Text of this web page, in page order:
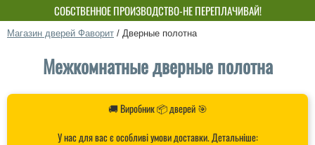
СОБСТВЕННОЕ ПРОИЗВОДСТВО-НЕ ПЕРЕПЛАЧИВАЙ!
Магазин дверей Фаворит / Дверные полотна
Межкомнатные дверные полотна
🚚 Виробник 📦 дверей 🎯
У нас для вас є особливі умови доставки. Детальніше: